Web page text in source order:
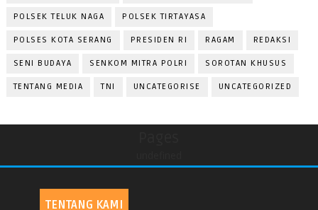
POLSEK TELUK NAGA POLSEK TIRTAYASA
POLSES KOTA SERANG PRESIDEN RI RAGAM REDAKSI
SENI BUDAYA SENKOM MITRA POLRI SOROTAN KHUSUS
TENTANG MEDIA TNI UNCATEGORISE UNCATEGORIZED
TENTANG KAMI